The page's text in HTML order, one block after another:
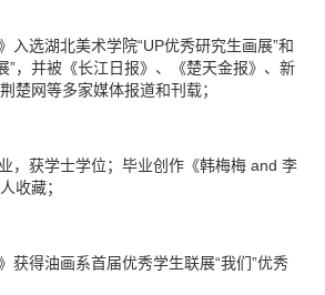
入选湖北美术学院“UP优秀研究生画展”和
”，并被《长江日报》、《楚天金报》、新
楚网等多家媒体报道和刊载；
，获学士学位；毕业创作《韩梅梅 and 李
收藏；
获得油画系首届优秀学生联展“我们”优秀